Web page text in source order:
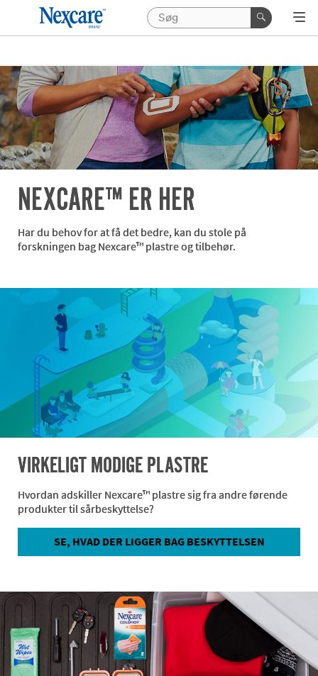
NEXCARE™ ER HER
Har du behov for at få det bedre, kan du stole på
forskningen bag Nexcare™ plastre og tilbehør.
VIRKELIGT MODIGE PLASTRE
Hvordan adskiller Nexcare™ plastre sig fra andre førende
produkter til sårbeskyttelse?
SE, HVAD DER LIGGER BAG BESKYTTELSEN